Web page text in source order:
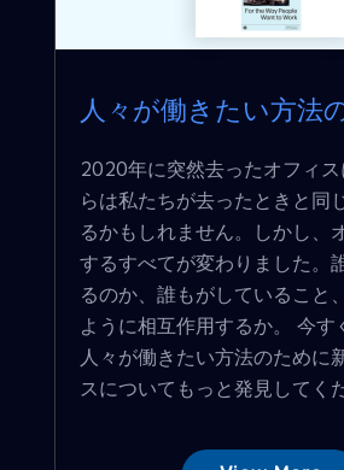
人々が働きたい方法
2020年に突然去ったオフィ
らは私たちが去ったときと同
るかもしれません。しかし、
するすべてが変わりました。
るのか、誰もがしていること
ように相互作用するか。 今す
人々が働きたい方法のために
スについてもっと発見してくだ